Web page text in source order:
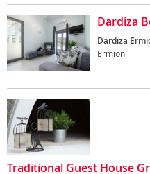
Dardiza
Dardiza
Ermioni
Traditional Guest House